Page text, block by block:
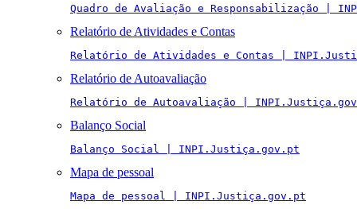
Quadro de Avaliação e Responsabilização |
Relatório de Atividades e Contas
Relatório de Atividades e Contas |
Relatório de Autoavaliação
Relatório de Autoavaliação |
Balanço Social
Balanço Social | INPI.Justiça.gov.pt
Mapa de pessoal
Mapa de pessoal | INPI.Justiça.gov.pt